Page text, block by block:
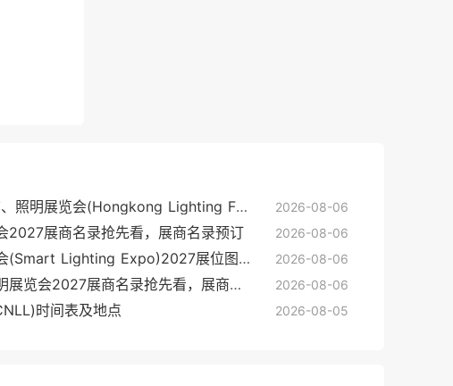
2027香港春季灯饰、照明展览会(Hongkong Lighting Fair)逛展指南：时间地点/门票多少钱？ 2026-08-06
2027展商名录抢先看，展商名录预订 2026-08-06
香港智慧照明博览会(Smart Lighting Expo)2027展位图与展位申请 2026-08-06
香港春季灯饰、照明展览会2027展商名录抢先看，展商名录预订 2026-08-06
时间表及地点 2026-08-05